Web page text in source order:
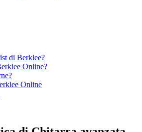
di Berklee?
Online?
Online